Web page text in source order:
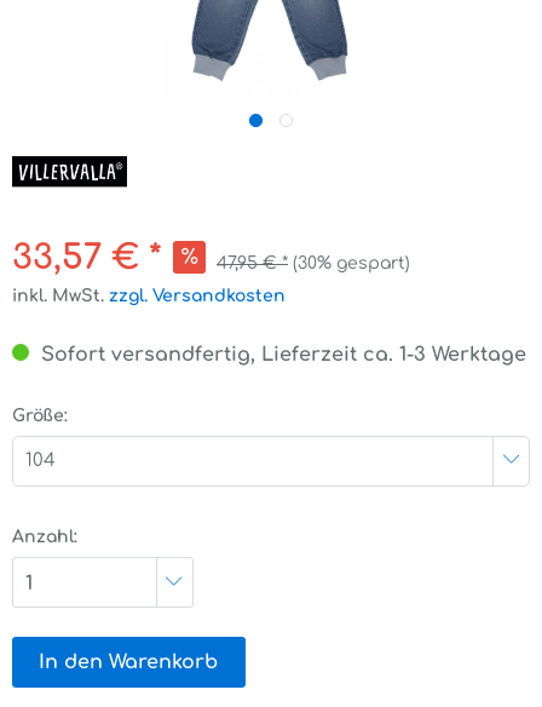
33,57 € * 47,95 € * (30% gespart)
inkl. MwSt. zzgl. Versandkosten
Sofort versandfertig, Lieferzeit ca. 1-3 Werktage
Größe:
104
Anzahl:
1
In den Warenkorb